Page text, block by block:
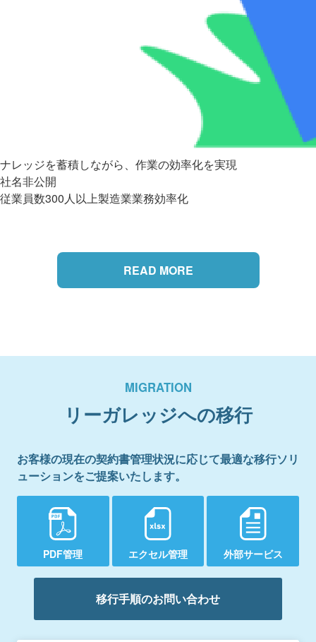
ナレッジを蓄積しながら、作業の効率化を実現
社名非公開
従業員数300人以上製造業業務効率化
READ MORE
MIGRATION
リーガレッジへの移行
お客様の現在の契約書管理状況に応じて最適な移行ソリ
ューションをご提案いたします。
PDF管理 エクセル管理 外部サービス
移行手順のお問い合わせ